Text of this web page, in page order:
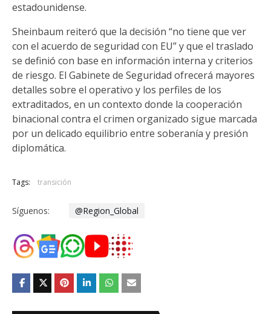
estadounidense.
Sheinbaum reiteró que la decisión “no tiene que ver
con el acuerdo de seguridad con EU” y que el traslado
se definió con base en información interna y criterios
de riesgo. El Gabinete de Seguridad ofrecerá mayores
detalles sobre el operativo y los perfiles de los
extraditados, en un contexto donde la cooperación
binacional contra el crimen organizado sigue marcada
por un delicado equilibrio entre soberanía y presión
diplomática.
Tags: transición
Síguenos: @Region_Global